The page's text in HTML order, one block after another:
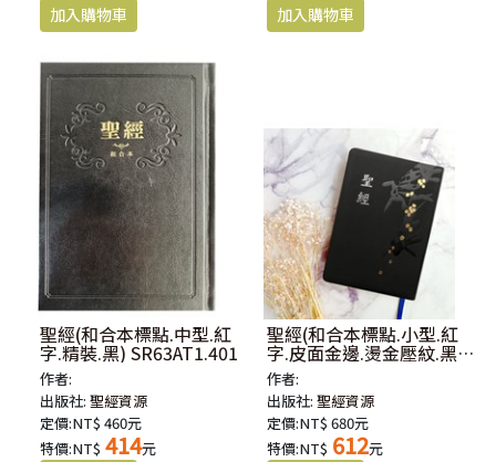
聖經(和合本標點.中型.紅
字.精裝.黑) SR63AT1.401
作者:
出版社:聖經資源
定價:NT$ 460元
特價:NT$ 414元
聖經(和合本標點.小型.紅
字.皮面金邊.燙金壓紋.黑)
SR57AT1.101
作者:
出版社:聖經資源
定價:NT$ 680元
特價:NT$ 612元